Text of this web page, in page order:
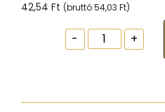
42,54 Ft (bruttó54,03 Ft)
-
Ablak
tokrögzítõ
7,5x132
+